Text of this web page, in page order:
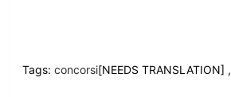
Tags: concorsi[NEEDS TRANSLATION] ,